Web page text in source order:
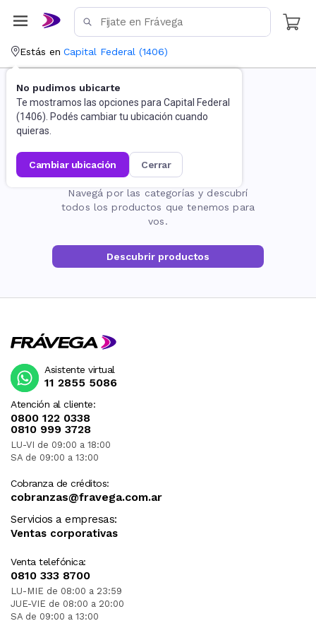
Estás en Capital Federal (1406)
No pudimos ubicarte
Te mostramos las opciones para Capital Federal
(1406). Podés cambiar tu ubicación cuando
quieras.
cambiar ubicación cerrar
La página no existe
Navegá por las categorías y descubrí
todos los productos que tenemos para
vos.
Descubrir productos
Atención al cliente:
0800 122 0338
0810 999 3728
LU-VI de 09:00 a 18:00
SA de 09:00 a 13:00
Cobranza de créditos:
cobranzas@fravega.com.ar
Servicios a empresas:
Ventas corporativas
Venta telefónica:
0810 333 8700
LU-MIE de 08:00 a 23:59
JUE-VIE de 08:00 a 20:00
SA de 09:00 a 13:00
Asistente virtual
11 2855 5086